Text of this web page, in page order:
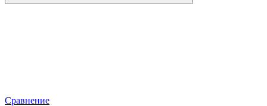
Сравнение